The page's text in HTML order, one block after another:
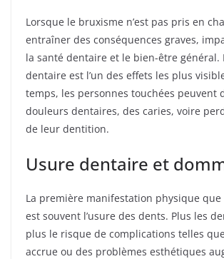
Lorsque le bruxisme n’est pas pris en
entraîner des conséquences graves,
la santé dentaire et le bien-être général.
dentaire est l’un des effets les plus
temps, les personnes touchées peuvent
douleurs dentaires, des caries, voire
de leur dentition.
Usure dentaire et
La première manifestation physique que
est souvent l’usure des dents. Plus les
plus le risque de complications telles
accrue ou des problèmes esthétiques